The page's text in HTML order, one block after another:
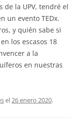
de la UPV, tendré el
un evento TEDx.
y quién sabe si
los escasos 18
a la
en nuestras
el26 enero 2020.